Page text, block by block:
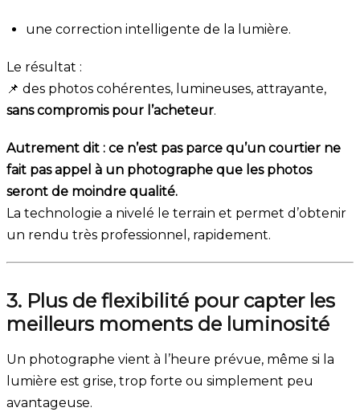
une correction intelligente de la lumière.
Le résultat :
📌 des photos cohérentes, lumineuses, attrayante,
sans compromis pour l’acheteur.
Autrement dit : ce n’est pas parce qu’un courtier ne
fait pas appel à un photographe que les photos
seront de moindre qualité.
La technologie a nivelé le terrain et permet d’obtenir
un rendu très professionnel, rapidement.
3. Plus de flexibilité pour capter les
meilleurs moments de luminosité
Un photographe vient à l’heure prévue, même si la
lumière est grise, trop forte ou simplement peu
avantageuse.